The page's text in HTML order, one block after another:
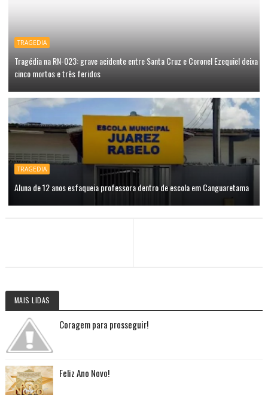
TRAGEDIA
Tragédia na RN-023: grave acidente entre Santa Cruz e Coronel Ezequiel deixa
cinco mortos e três feridos
TRAGEDIA
Aluna de 12 anos esfaqueia professora dentro de escola em Canguaretama
MAIS LIDAS
Coragem para prosseguir!
Feliz Ano Novo!